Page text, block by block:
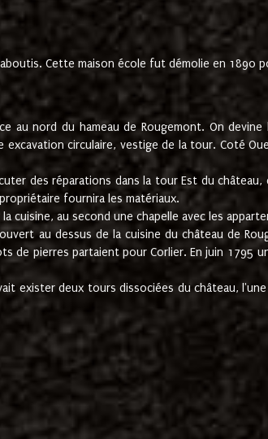
Cette maison école fut démolie en 1890
au nord du hameau de Rougemont. On
circulaire, vestige de la tour. Coté
des réparations dans la tour Est du
fournira les matériaux.
cuisine, au second une chapelle avec les
au dessus de la cuisine du château de
pierres partaient pour Corlier. En juin 1795
exister deux tours dissociées du château,